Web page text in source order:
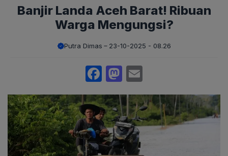
Banjir Landa Aceh Barat! Ribuan
Warga Mengungsi?
Putra Dimas 23-10-2025 - 08.26
Facebook
Mastodon